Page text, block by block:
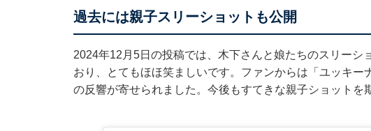
過去には親子スリーショットも公開
2024年12月5日の投稿では、木下さんと娘たちのスリーシ
おり、とてもほほ笑ましいです。ファンからは「ユッキ
の反響が寄せられました。今後もすてきな親子ショットを